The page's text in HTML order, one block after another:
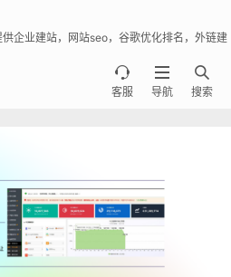
企业建站，网站seo，谷歌优化排名，外链建

搜索

导航

客服